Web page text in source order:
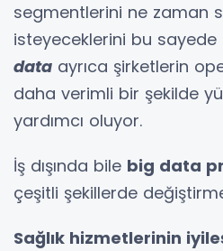
segmentlerini ne zaman
isteyeceklerini bu sayede
data ayrıca şirketlerin
daha verimli bir şekilde
yardımcı oluyor.
İş dışında bile big data
çeşitli şekillerde
Sağlık hizmetlerinin